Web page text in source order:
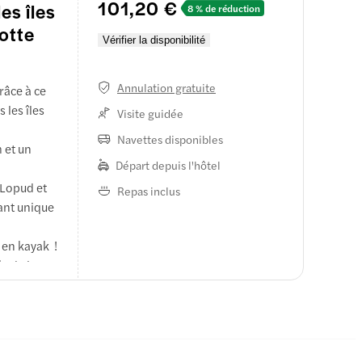
les
avec
de
couple.
Fi
dans un
se
îles
101,20 € 8 % de réduction
Vérifier la disponibilité
Annulation gratuite
Visite guidée
Navettes disponibles
Départ depuis l'hôtel
Repas inclus
à ce
les îles
et un
et
unique
kayak !
de la